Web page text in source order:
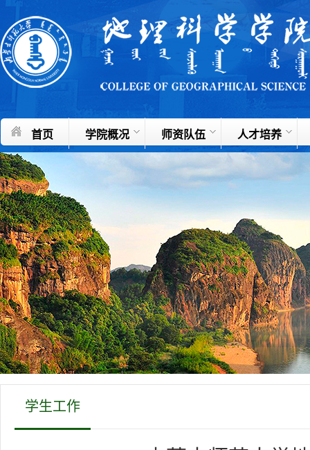
首页 学院概况 师资队伍 人才培养
学生工作